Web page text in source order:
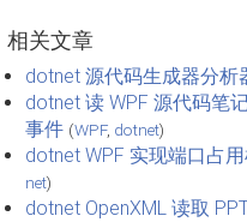
相关文章
dotnet 源代码生成器分析
dotnet 读 WPF 源代码笔
事件 (WPF, dotnet)
dotnet WPF 实现端口占
net)
dotnet OpenXML 读取